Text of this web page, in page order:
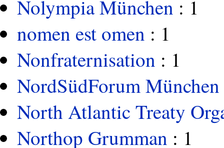
Nolympia München : 1
nomen est omen : 1
Nonfraternisation : 1
NordSüdForum München
North Atlantic Treaty
Northop Grumman : 1